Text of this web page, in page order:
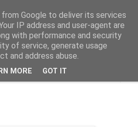
och varv, mönsterlöst
Google to deliver its services
IP address and user-agent are
with performance and security
of service, generate usage
and address abuse.
MORE GOT IT